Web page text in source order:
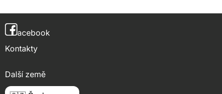
acebook
Kontakty
Další země